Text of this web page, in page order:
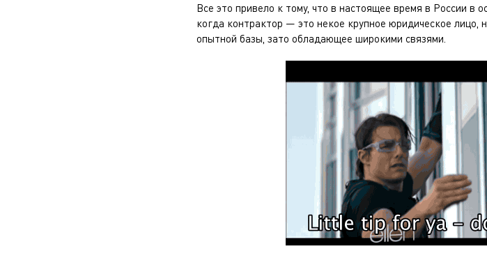
Все это привело к тому, что в настоящее время в России в
когда контрактор — это некое крупное юридическое лицо,
опытной базы, зато обладающее широкими связями.